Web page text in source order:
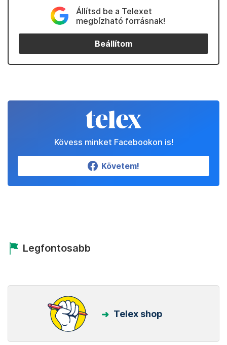
Állítsd be a Telexet
megbízható forrásnak!
Beállítom
Kövess minket Facebookon is!
Követem!
Legfontosabb
Telex shop